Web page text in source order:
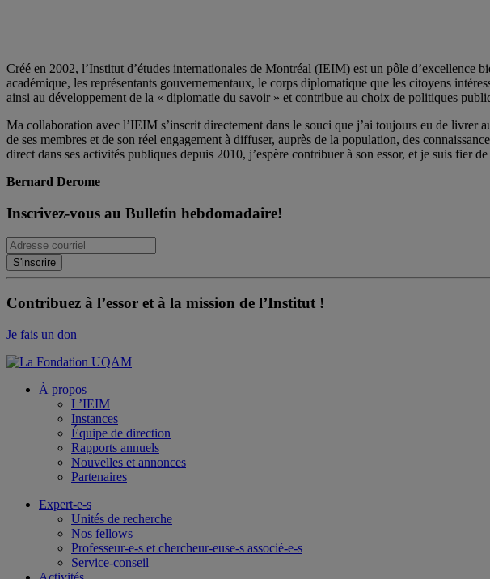
Créé en 2002, l’Institut d’études internationales de Montréal (IEIM) est un pôle d’excellence
académique, les représentants gouvernementaux, le corps diplomatique que les citoyens
ainsi au développement de la « diplomatie du savoir » et contribue au choix de politiques
Ma collaboration avec l’IEIM s’inscrit directement dans le souci que j’ai toujours eu de livrer
de ses membres et de son réel engagement à diffuser, auprès de la population, des
direct dans ses activités publiques depuis 2010, j’espère contribuer à son essor, et je suis fier
Bernard Derome
Inscrivez-vous au Bulletin hebdomadaire!
Contribuez à l’essor et à la mission de l’Institut !
Je fais un don
À propos
L’IEIM
Instances
Équipe de direction
Rapports annuels
Nouvelles et annonces
Partenaires
Expert-e-s
Unités de recherche
Nos fellows
Professeur-e-s et chercheur-euse-s associé-e-s
Service-conseil